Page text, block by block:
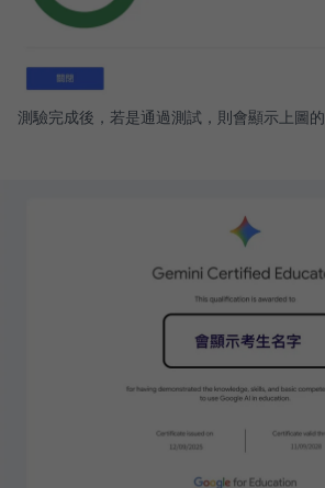
測驗完成後，若是通過測試，則會顯示上圖的